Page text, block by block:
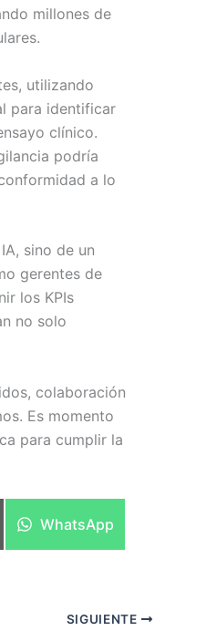
millones de
utilizando
para identificar
clínico.
podría
a lo
sino de un
gerentes de
los KPIs
no solo
colaboración
Es momento
para cumplir la
Compartir
WhatsApp
SIGUIENTE